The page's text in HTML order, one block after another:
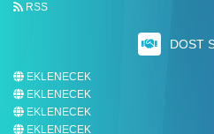
RSS
DOST
EKLENECEK
EKLENECEK
EKLENECEK
EKLENECEK